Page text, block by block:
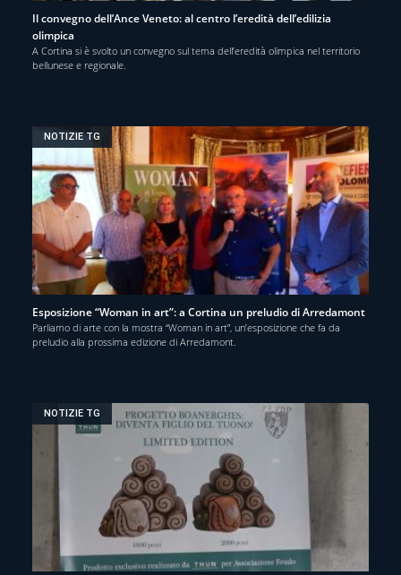
Il convegno dell’Ance Veneto: al centro l’eredità dell’edilizia
olimpica
A Cortina si è svolto un convegno sul tema dell’eredità olimpica nel territorio
bellunese e regionale.
NOTIZIE TG
Esposizione “Woman in art”: a Cortina un preludio di Arredamont
Parliamo di arte con la mostra “Woman in art”, un’esposizione che fa da
preludio alla prossima edizione di Arredamont.
NOTIZIE TG